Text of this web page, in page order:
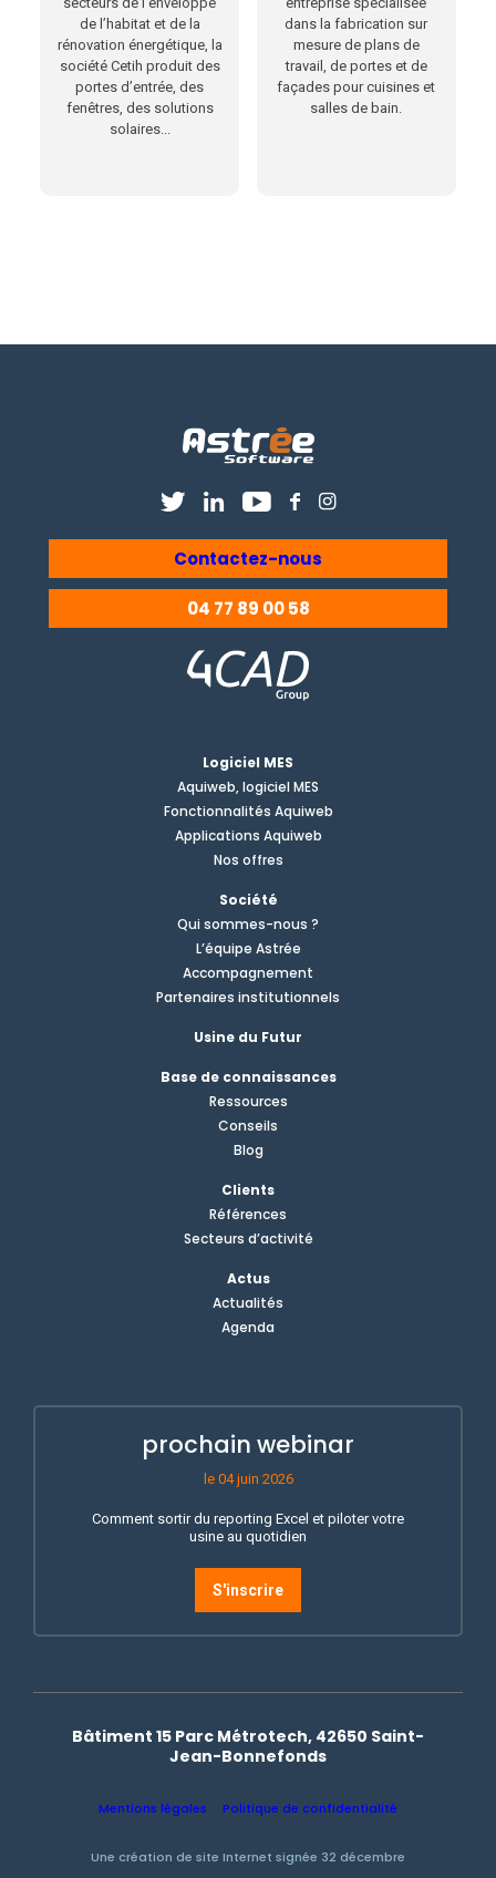
de l’habitat et de la
rénovation énergétique, la
société Cetih produit des
portes d’entrée, des
fenêtres, des solutions
solaires...
dans la fabrication sur
mesure de plans de
travail, de portes et de
façades pour cuisines et
salles de bain.
Contactez-nous
04 77 89 00 58
Logiciel MES
Aquiweb, logiciel MES
Fonctionnalités Aquiweb
Applications Aquiweb
Nos offres
Société
Qui sommes-nous ?
L’équipe Astrée
Accompagnement
Partenaires institutionnels
Usine du Futur
Base de connaissances
Ressources
Conseils
Blog
Clients
Références
Secteurs d’activité
Actus
Actualités
Agenda
prochain webinar
le 04 juin 2026
Comment sortir du reporting Excel et piloter votre
usine au quotidien
S'inscrire
Bâtiment 15 Parc Métrotech, 42650 Saint-
Jean-Bonnefonds
Mentions légales Politique de confidentialité
Une création de site Internet signée 32 décembre